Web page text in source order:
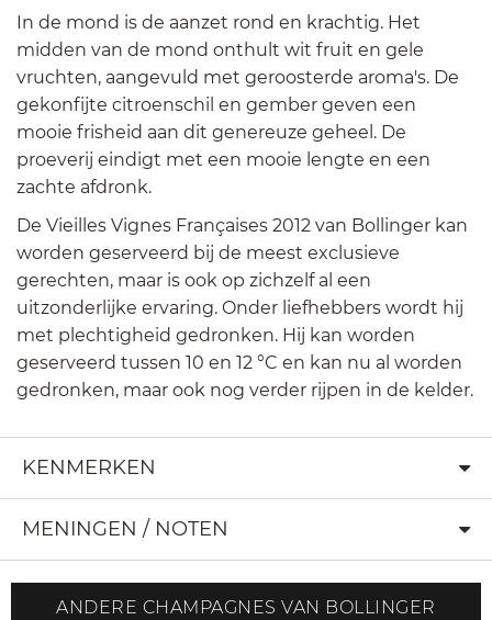
In de mond is de aanzet rond en krachtig. Het
midden van de mond onthult wit fruit en gele
vruchten, aangevuld met geroosterde aroma's. De
gekonfijte citroenschil en gember geven een
mooie frisheid aan dit genereuze geheel. De
proeverij eindigt met een mooie lengte en een
zachte afdronk.
De Vieilles Vignes Françaises 2012 van Bollinger kan
worden geserveerd bij de meest exclusieve
gerechten, maar is ook op zichzelf al een
uitzonderlijke ervaring. Onder liefhebbers wordt hij
met plechtigheid gedronken. Hij kan worden
geserveerd tussen 10 en 12 °C en kan nu al worden
gedronken, maar ook nog verder rijpen in de kelder.
KENMERKEN
MENINGEN / NOTEN
ANDERE CHAMPAGNES VAN BOLLINGER